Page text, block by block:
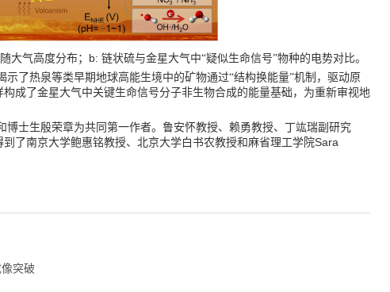
大气高度分布； b: 链状硫与金星大气中“疑似生命信号”物种的电势对比。
了热泉等类早期地球高能生境中的矿物通过“结构换能量”机制，驱动原
成了金星大气中关键生命信号分子非生物合成的能量基础，为重新审视地
士生殷荣章为共同第一作者。鲁安怀教授、赖勇教授、丁竑瑞副研究
了南京大学鲍惠铭教授、北京大学白书农教授和麻省理工学院Sara
突破